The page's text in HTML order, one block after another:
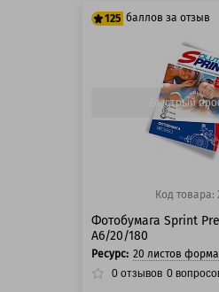
125 баллов за отзыв
125 баллов
125 баллов
Быстрый
Код товара:
Фотобумага Sprint
A6/20/180
Ресурс: 20 листов
0 отзывов 0